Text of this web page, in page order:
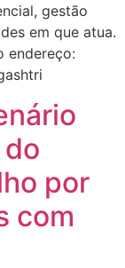
gestão
em que atua.
endereço:
por
com